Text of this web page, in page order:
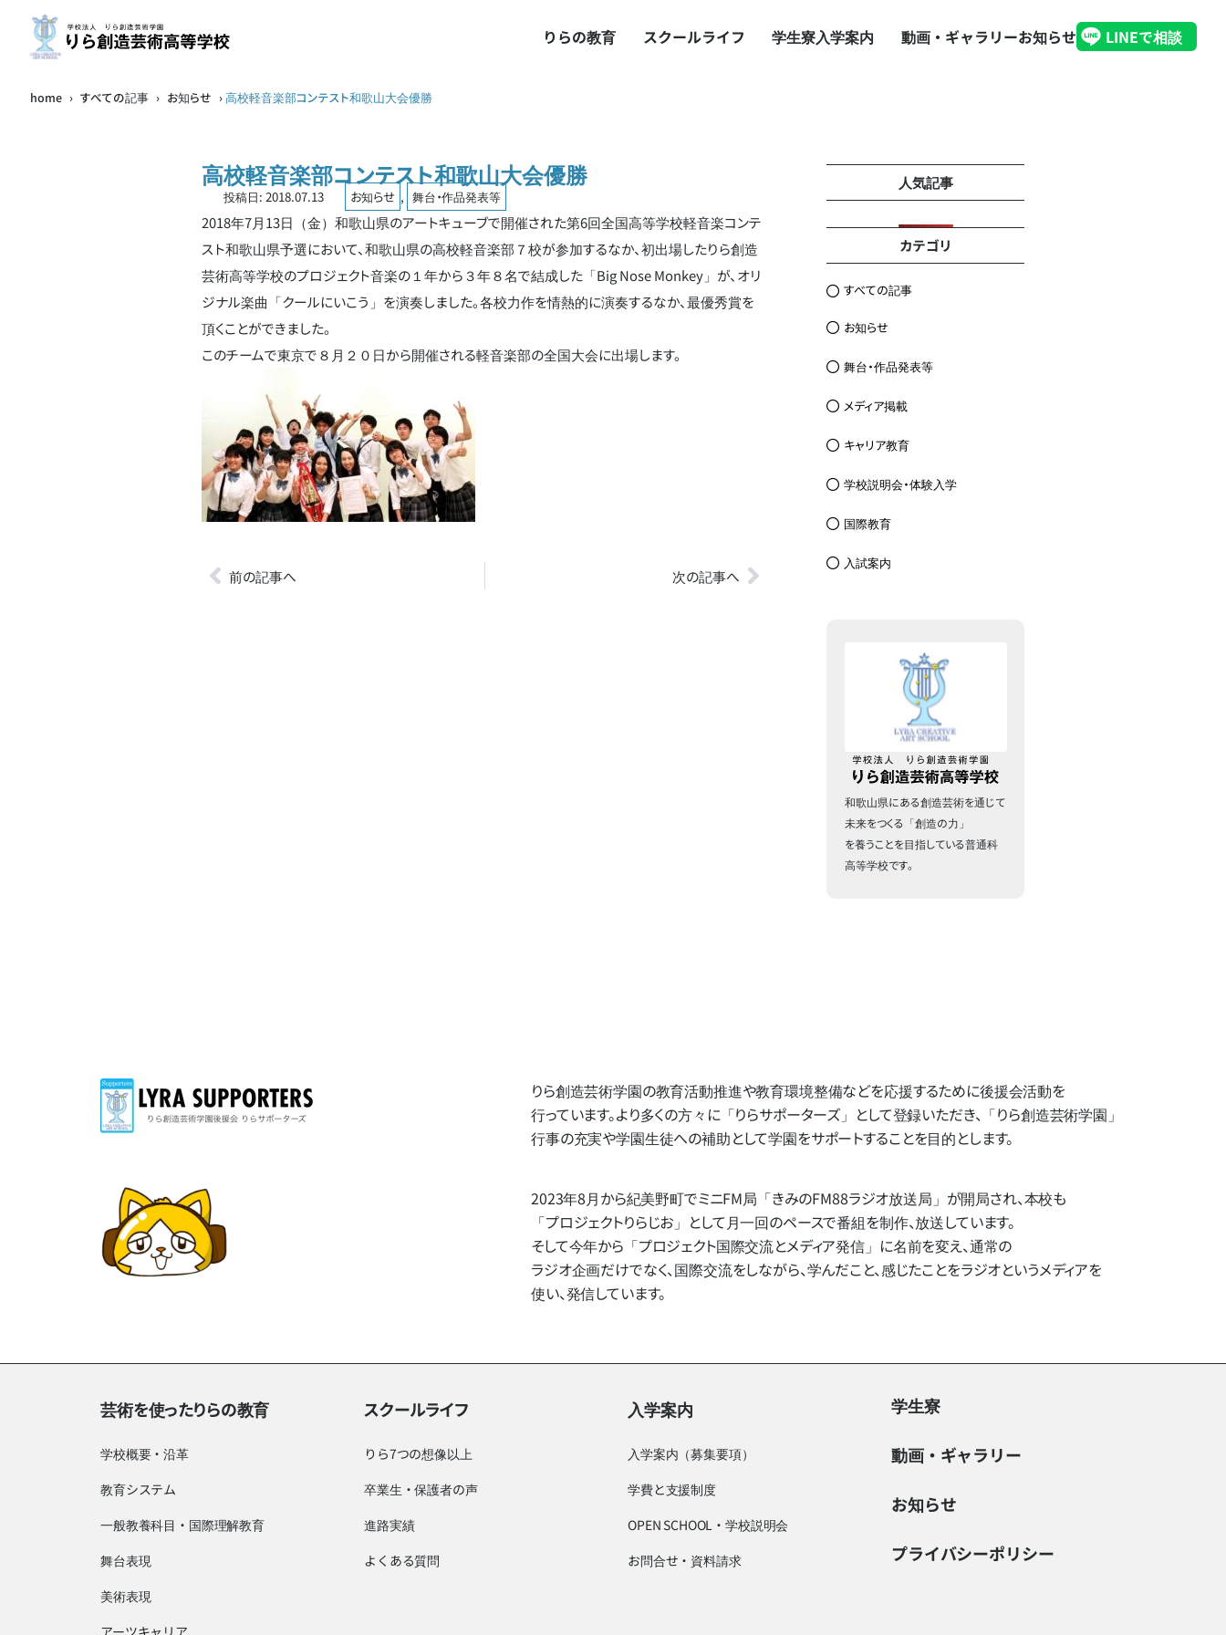
りらの教育 スクールライフ 学生寮入学案内 動画・ギャラリーお知らせ LINEで相談
home › すべての記事 › お知らせ ›高校軽音楽部コンテスト和歌山大会優勝
高校軽音楽部コンテスト和歌山大会優勝
投稿日: 2018.07.13 お知らせ , 舞台・作品発表等
2018年7月13日（金）和歌山県のアートキューブで開催された第6回全国高等学校軽音楽コンテ
スト和歌山県予選において、和歌山県の高校軽音楽部７校が参加するなか、初出場したりら創造
芸術高等学校のプロジェクト音楽の１年から３年８名で結成した「Big Nose Monkey」が、オリ
ジナル楽曲「クールにいこう」を演奏しました。各校力作を情熱的に演奏するなか、最優秀賞を
頂くことができました。
このチームで東京で８月２０日から開催される軽音楽部の全国大会に出場します。
前の記事へ 次の記事へ
人気記事
カテゴリ
すべての記事
お知らせ
舞台・作品発表等
メディア掲載
キャリア教育
学校説明会・体験入学
国際教育
入試案内
和歌山県にある創造芸術を通じて
未来をつくる「創造の力」
を養うことを目指している普通科
高等学校です。
りら創造芸術学園の​教育活動推進や​教育環境整備などを​応援する​ために​後援会活動を​
行っています。​より​多くの​方​々に​「りらサポーターズ」と​して​登録いただき、​「りら創造芸術学園」​
行事の​充実や​学園生徒への​補助と​して​学園を​サポートする​ことを​目的とします。
2023年8月から​紀美野町で​ミニFM局​ 「きみのFM88ラジオ放送局」 が​開局され、​本校も​
「プロジェクトりらじお」と​して​月一回の​ペースで​番組を​制作、​放送しています。
そして​今年から​「プロジェクト国際交流と​メディア発信」に​名前を​変え、​通常の​
ラジオ企画だけでなく、​国際交流を​しながら、​学んだ​こと、​感じた​ことを​ラジオと​いう​メディアを​
使い、​発信しています。
芸術を使ったりらの教育
学校概要・沿革
教育システム
一般教養科目・国際理解教育
舞台表現
美術表現
アーツキャリア
スクールライフ
りら7つの想像以上
卒業生・保護者の声
進路実績
よくある質問
入学案内
入学案内（募集要項）
学費と支援制度
OPEN SCHOOL・学校説明会
お問合せ・資料請求
学生寮
動画・ギャラリー
お知らせ
プライバシーポリシー